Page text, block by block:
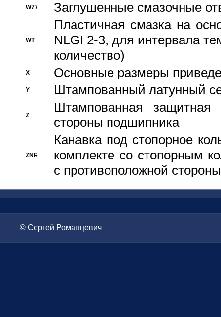
W77 Заглушенные смазочные
WT
Пластичная смазка на
NLGI 2-3, для интервала
количество)
X Основные размеры
Y Штампованный латунный
Z
Штампованная
стороны подшипника
ZNR
Канавка под стопорное
комплекте со стопорным
с противоположной стороны
© Сергей Романцевич